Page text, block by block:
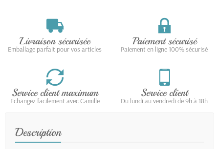
Livraison sécurisée
Emballage parfait pour vos articles
Paiement sécurisé
Paiement en ligne 100% sécurisé
Service client maximum
Echangez facilement avec Camille
Service client
Du lundi au vendredi de 9h à 18h
Description